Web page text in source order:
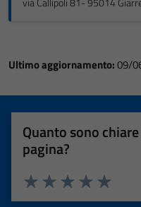
Ultimo aggiornamento:09/
Quanto sono
pagina?
Valuta 5
Valuta 4
Valuta 3 stelle
Valuta 2 stelle su 5
Valuta 1 stelle su 5